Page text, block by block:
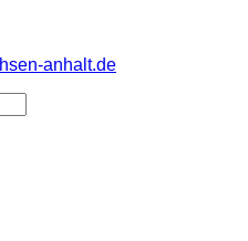
anhalt.de